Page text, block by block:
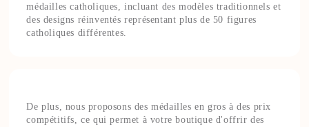
médailles catholiques, incluant des modèles traditionnels et
des designs réinventés représentant plus de 50 figures
catholiques différentes.
De plus, nous proposons des médailles en gros à des prix
compétitifs, ce qui permet à votre boutique d'offrir des